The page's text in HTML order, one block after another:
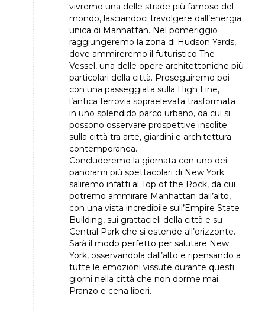
vivremo una delle strade più famose del
mondo, lasciandoci travolgere dall’energia
unica di Manhattan. Nel pomeriggio
raggiungeremo la zona di Hudson Yards,
dove ammireremo il futuristico The
Vessel, una delle opere architettoniche più
particolari della città. Proseguiremo poi
con una passeggiata sulla High Line,
l’antica ferrovia sopraelevata trasformata
in uno splendido parco urbano, da cui si
possono osservare prospettive insolite
sulla città tra arte, giardini e architettura
contemporanea.
Concluderemo la giornata con uno dei
panorami più spettacolari di New York:
saliremo infatti al Top of the Rock, da cui
potremo ammirare Manhattan dall’alto,
con una vista incredibile sull’Empire State
Building, sui grattacieli della città e su
Central Park che si estende all’orizzonte.
Sarà il modo perfetto per salutare New
York, osservandola dall’alto e ripensando a
tutte le emozioni vissute durante questi
giorni nella città che non dorme mai.
Pranzo e cena liberi.